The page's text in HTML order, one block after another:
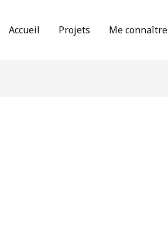
Accueil Projets Me connaître